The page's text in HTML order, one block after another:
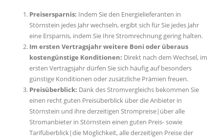
Preisersparnis: Indem Sie den Energielieferanten in
Störnstein jedes Jahr wechseln, ergibt sich für Sie jedes Jahr
eine Ersparnis, indem Sie Ihre Stromrechnung gering halten.
Im ersten Vertragsjahr weitere Boni oder überaus
kostengünstige Konditionen: Direkt nach dem Wechsel, im
ersten Vertragsjahr dürfen Sie sich häufig auf besonders
günstige Konditionen oder zusätzliche Prämien freuen.
Preisüberblick: Dank des Stromvergleichs bekommen Sie
einen recht guten Preisüberblick über die Anbieter in
Störnstein und ihre derzeitigen Strompreise|über alle
Stromanbieter in Störnstein einen guten Preis- sowie
Tarifüberblick|die Möglichkeit, alle derzeitigen Preise der